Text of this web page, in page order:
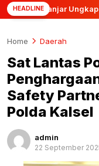
HEADLINE
Banjar Ungkap Kasus
Home Daerah
Sat Lantas
Safety
Polda Kalsel
admin
22 September